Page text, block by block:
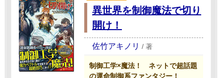
異世界を制御魔法で切り
開け！
佐竹アキノリ / 著
制御工学×魔法！ ネットで超話題
の運命制御系ファンタジー！